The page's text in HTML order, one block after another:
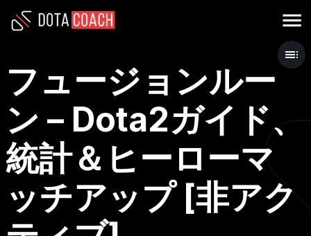
フュージョンルー
ン – Dota2ガイド、
統計＆ヒーローマ
ッチアップ [非アク